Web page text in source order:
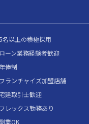
名以上の積極採用
ローン業務経験者歓迎
年俸制
フランチャイズ加盟店舗
建取引士歓迎
フレックス勤務あり
副業OK